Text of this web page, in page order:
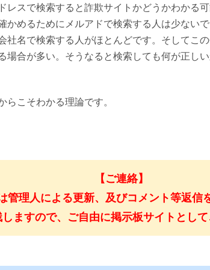
レスで検索すると詐欺サイトかどうかわかる
かめるためにメルアドで検索する人は少ない
社名で検索する人がほとんどです。そしてこ
場合が多い。そうなると検索しても何が正し
らこそわかる理論です。
【ご連絡】
管理人による更新、及びコメント等返信
ますので、ご自由に掲示板サイトとして